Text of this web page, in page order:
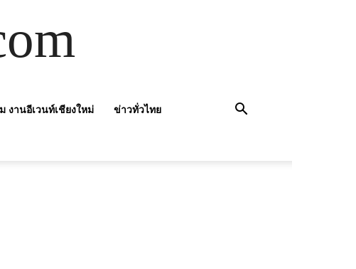
งานอีเวนท์เชียงใหม่ ข่าวทั่วไทย